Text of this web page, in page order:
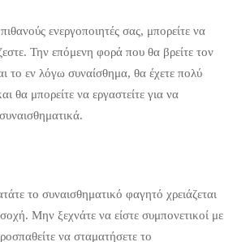
ενεργοποιητές σας, μπορείτε να
Την επόμενη φορά που θα βρείτε τον
το εν λόγω συναίσθημα, θα έχετε πολύ
θα μπορείτε να εργαστείτε για να
το συναισθηματικό φαγητό χρειάζεται
Μην ξεχνάτε να είστε συμπονετικοί με
να σταματήσετε το